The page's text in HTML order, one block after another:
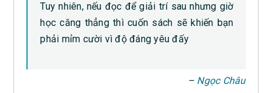
Tuy nhiên, nếu đọc để giải trí sau nhưng giờ
học căng thẳng thì cuốn sách sẽ khiến bạn
phải mỉm cười vì độ đáng yêu đấy
– Ngọc Châu